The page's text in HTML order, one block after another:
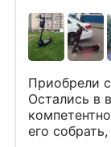
Приобрели
Остались в
его